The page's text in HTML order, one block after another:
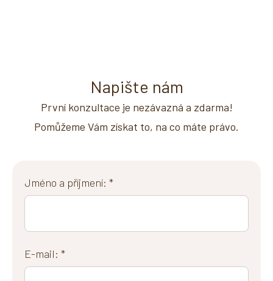
Napište nám
První konzultace je nezávazná a zdarma!
Pomůžeme Vám získat to, na co máte právo.
Jméno a příjmení: *
E-mail: *